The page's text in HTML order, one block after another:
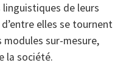
de leurs
elles se tournent
modules sur-mesure,
la société.